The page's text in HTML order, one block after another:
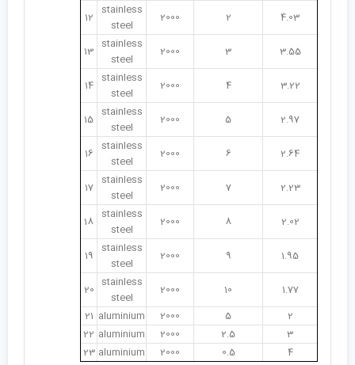
4.03
2
2000
stainless
steel
12
3.55
3
2000
stainless
steel
13
3.22
4
2000
stainless
steel
14
2.97
5
2000
stainless
steel
15
2.64
6
2000
stainless
steel
16
2.23
7
2000
stainless
steel
17
2.02
8
2000
stainless
steel
18
1.95
9
2000
stainless
steel
19
1.77
10
2000
stainless
steel
20
2
5
2000
aluminium
21
3
2.5
2000
aluminium
22
4
0.5
2000
aluminium
23